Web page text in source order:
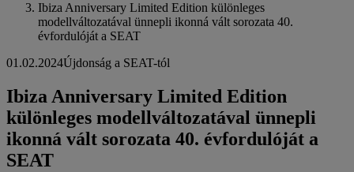
Ibiza Anniversary Limited Edition különleges
modellváltozatával ünnepli ikonná vált sorozata 40.
évfordulóját a SEAT
01.02.2024Újdonság a SEAT-tól
Ibiza Anniversary Limited Edition
különleges modellváltozatával ünnepli
ikonná vált sorozata 40. évfordulóját a
SEAT